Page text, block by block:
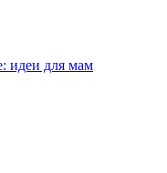
идеи для мам